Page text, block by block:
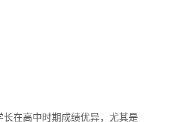
在高中时期成绩优异，尤其是